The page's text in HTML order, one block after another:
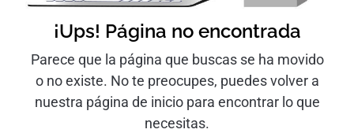
¡Ups! Página no encontrada
Parece que la página que buscas se ha movido
o no existe. No te preocupes, puedes volver a
nuestra página de inicio para encontrar lo que
necesitas.